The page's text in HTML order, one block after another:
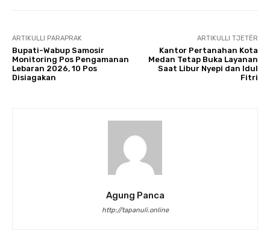
ARTIKULLI PARAPRAK
Bupati-Wabup Samosir
Monitoring Pos Pengamanan
Lebaran 2026, 10 Pos
Disiagakan
ARTIKULLI TJETËR
Kantor Pertanahan Kota
Medan Tetap Buka Layanan
Saat Libur Nyepi dan Idul
Fitri
Agung Panca
http://tapanuli.online